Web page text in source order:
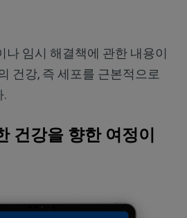
나 임시 해결책에 관한 내용이
건강, 즉 세포를 근본적으로
.
건강을 향한 여정이